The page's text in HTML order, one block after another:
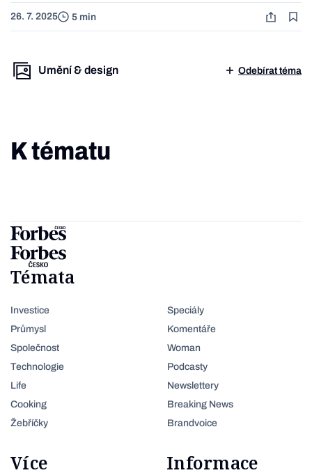
26. 7. 2025 5 min
Umění & design Odebírat téma
K tématu
Témata
Investice
Průmysl
Společnost
Technologie
Life
Cooking
Žebříčky
Speciály
Komentáře
Woman
Podcasty
Newslettery
Breaking News
Brandvoice
Více Informace